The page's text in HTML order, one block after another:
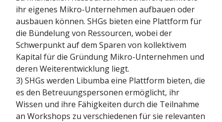
ihr eigenes Mikro-Unternehmen aufbauen oder
ausbauen können. SHGs bieten eine Plattform für
die Bündelung von Ressourcen, wobei der
Schwerpunkt auf dem Sparen von kollektivem
Kapital für die Gründung Mikro-Unternehmen und
deren Weiterentwicklung liegt.
3) SHGs werden Libumba eine Plattform bieten, die
es den Betreuungspersonen ermöglicht, ihr
Wissen und ihre Fähigkeiten durch die Teilnahme
an Workshops zu verschiedenen für sie relevanten